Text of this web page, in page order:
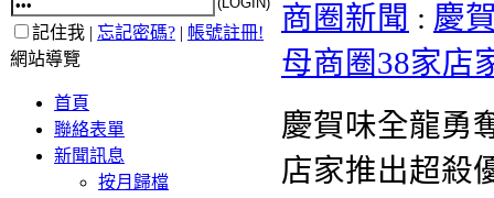
記住我 | 忘記密碼? | 帳號註冊!
網站導覽
首頁
聯絡表單
新聞訊息
按月歸檔
商圈新聞 : 慶
母商圈38家店
慶賀味全龍勇
店家推出超殺